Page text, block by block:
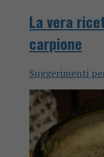
La vera
carpione
Suggerimenti